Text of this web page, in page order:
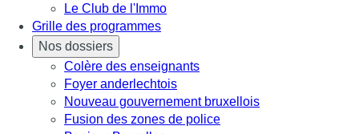
Le Club de l'Immo
Grille des programmes
Nos dossiers
Colère des enseignants
Foyer anderlechtois
Nouveau gouvernement bruxellois
Fusion des zones de police